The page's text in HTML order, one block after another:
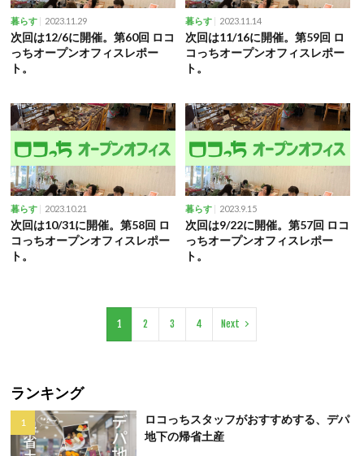
暮らす 2023.11.29
次回は12/6に開催。第60回 ロコ
っちオープンオフィスレポー
ト。
暮らす 2023.11.14
次回は11/16に開催。第59回 ロ
コっちオープンオフィスレポー
ト。
暮らす 2023.10.21
次回は10/31に開催。第58回 ロ
コっちオープンオフィスレポー
ト。
暮らす 2023.9.15
次回は9/22に開催。第57回 ロコ
っちオープンオフィスレポー
ト。
1 2 3 4 Next
ランキング
ロコっちスタッフがおすすめする、デパ
地下の帰省土産